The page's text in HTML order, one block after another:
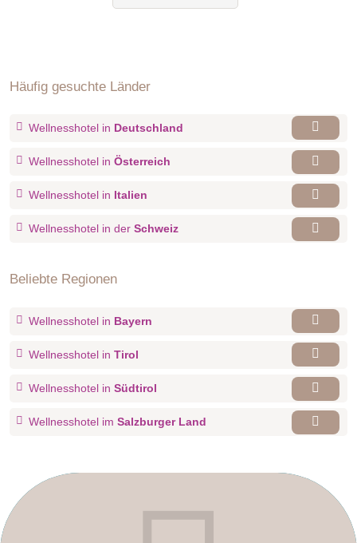
Häufig gesuchte Länder
Wellnesshotel in Deutschland
Wellnesshotel in Österreich
Wellnesshotel in Italien
Wellnesshotel in der Schweiz
Beliebte Regionen
Wellnesshotel in Bayern
Wellnesshotel in Tirol
Wellnesshotel in Südtirol
Wellnesshotel im Salzburger Land